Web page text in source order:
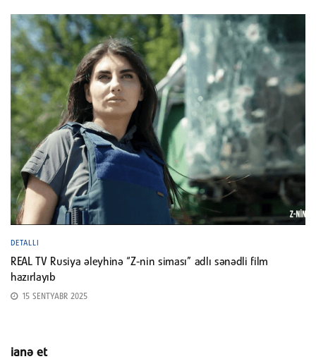
DETALLI
REAL TV Rusiya əleyhinə “Z-nin siması” adlı sənədli film
hazırlayıb
15 SENTYABR 2025
ianə et